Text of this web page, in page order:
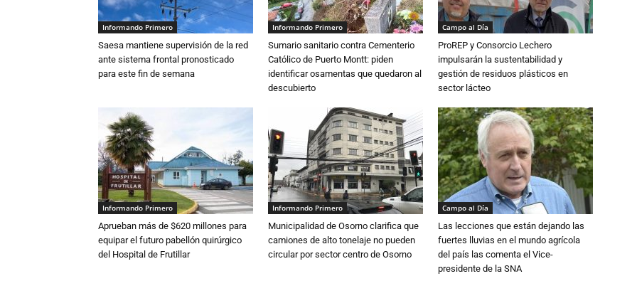
Informando Primero
Saesa mantiene supervisión de la red
ante sistema frontal pronosticado
para este fin de semana
Informando Primero
Sumario sanitario contra Cementerio
Católico de Puerto Montt: piden
identificar osamentas que quedaron al
descubierto
Campo al Día
ProREP y Consorcio Lechero
impulsarán la sustentabilidad y
gestión de residuos plásticos en
sector lácteo
Informando Primero
Aprueban más de $620 millones para
equipar el futuro pabellón quirúrgico
del Hospital de Frutillar
Informando Primero
Municipalidad de Osorno clarifica que
camiones de alto tonelaje no pueden
circular por sector centro de Osorno
Campo al Día
Las lecciones que están dejando las
fuertes lluvias en el mundo agrícola
del país las comenta el Vice-
presidente de la SNA